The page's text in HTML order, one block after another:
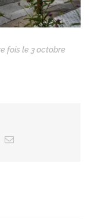
fois le 3 octobre
Email